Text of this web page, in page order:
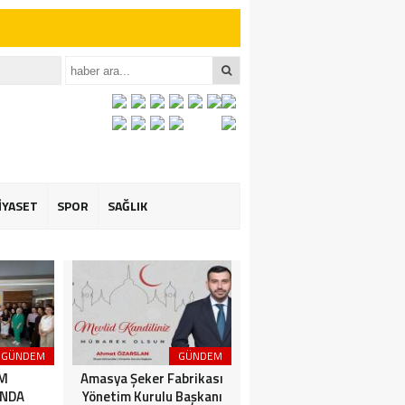
İçin Anlamlı
SPOR SAĞLIK
GÜNDEM GÜNDEM
Amasya Şeker Fabrikası
Yönetim Kurulu Başkanı